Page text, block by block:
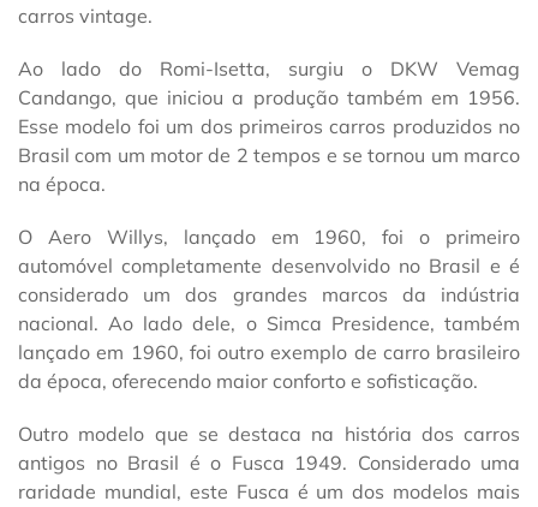
carros vintage.
Ao lado do Romi-Isetta, surgiu o DKW Vemag
Candango, que iniciou a produção também em 1956.
Esse modelo foi um dos primeiros carros produzidos no
Brasil com um motor de 2 tempos e se tornou um marco
na época.
O Aero Willys, lançado em 1960, foi o primeiro
automóvel completamente desenvolvido no Brasil e é
considerado um dos grandes marcos da indústria
nacional. Ao lado dele, o Simca Presidence, também
lançado em 1960, foi outro exemplo de carro brasileiro
da época, oferecendo maior conforto e sofisticação.
Outro modelo que se destaca na história dos carros
antigos no Brasil é o Fusca 1949. Considerado uma
raridade mundial, este Fusca é um dos modelos mais